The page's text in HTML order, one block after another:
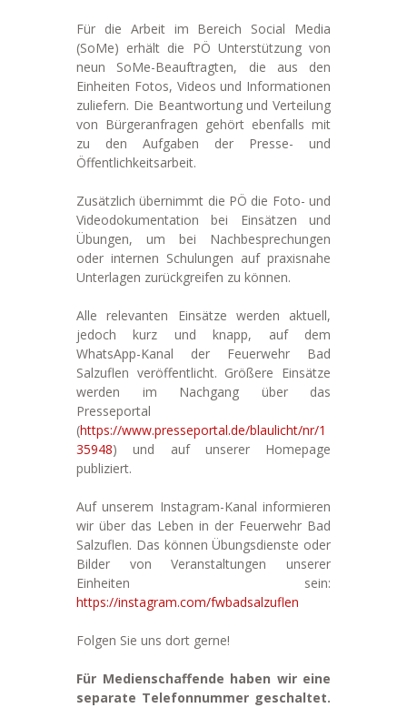
Für die Arbeit im Bereich Social Media
(SoMe) erhält die PÖ Unterstützung von
neun SoMe-Beauftragten, die aus den
Einheiten Fotos, Videos und Informationen
zuliefern. Die Beantwortung und Verteilung
von Bürgeranfragen gehört ebenfalls mit
zu den Aufgaben der Presse- und
Öffentlichkeitsarbeit.
Zusätzlich übernimmt die PÖ die Foto- und
Videodokumentation bei Einsätzen und
Übungen, um bei Nachbesprechungen
oder internen Schulungen auf praxisnahe
Unterlagen zurückgreifen zu können.
Alle relevanten Einsätze werden aktuell,
jedoch kurz und knapp, auf dem
WhatsApp-Kanal der Feuerwehr Bad
Salzuflen veröffentlicht. Größere Einsätze
werden im Nachgang über das
Presseportal
(https://www.presseportal.de/blaulicht/nr/1
35948) und auf unserer Homepage
publiziert.
Auf unserem Instagram-Kanal informieren
wir über das Leben in der Feuerwehr Bad
Salzuflen. Das können Übungsdienste oder
Bilder von Veranstaltungen unserer
Einheiten sein:
https://instagram.com/fwbadsalzuflen
Folgen Sie uns dort gerne!
Für Medienschaffende haben wir eine
separate Telefonnummer geschaltet.